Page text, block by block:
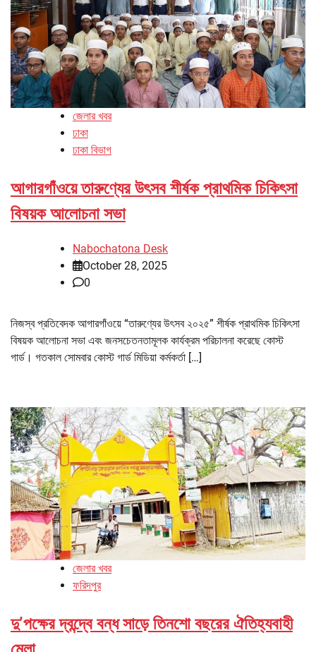
জেলার খবর
ঢাকা
ঢাকা বিভাগ
আগারগাঁওয়ে তারুণ্যের উৎসব শীর্ষক প্রাথমিক চিকিৎসা
বিষয়ক আলোচনা সভা
Nabochatona Desk
October 28, 2025
0
নিজস্ব প্রতিবেদক আগারগাঁওয়ে “তারুণ্যের উৎসব ২০২৫” শীর্ষক প্রাথমিক চিকিৎসা
বিষয়ক আলোচনা সভা এবং জনসচেতনতামূলক কার্যক্রম পরিচালনা করেছে কোস্ট
গার্ড। গতকাল সোমবার কোস্ট গার্ড মিডিয়া কর্মকর্তা […]
জেলার খবর
ফরিদপুর
দু’পক্ষের দ্বন্দ্বে বন্ধ সাড়ে তিনশো বছরের ঐতিহ্যবাহী